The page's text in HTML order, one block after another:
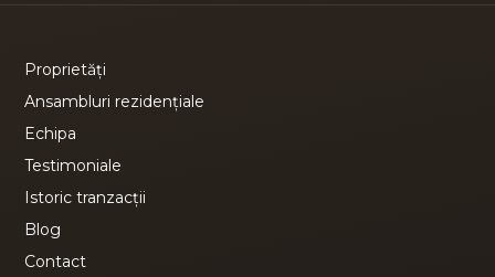
Proprietăți
Ansambluri rezidențiale
Echipa
Testimoniale
Istoric tranzacții
Blog
Contact